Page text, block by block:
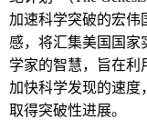
加速科学突破的宏伟
感，将汇集美国国家
学家的智慧，旨在利
加快科学发现的速度
取得突破性进展。